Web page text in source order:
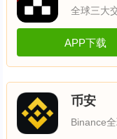
全球三大
APP下载
币安
Binance